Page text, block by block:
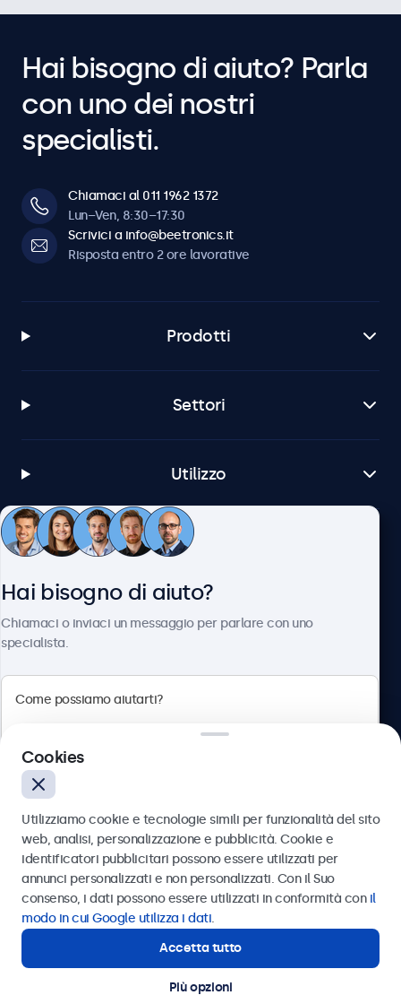
Hai bisogno di aiuto? Parla
con uno dei nostri
specialisti.
Chiamaci al 011 1962 1372
Lun–Ven, 8:30–17:30
Scrivici a info@beetronics.it
Risposta entro 2 ore lavorative
Prodotti
Settori
Utilizzo
Servizio Clienti
Italiano
Hai bisogno di aiuto?
Chiamaci o inviaci un messaggio per parlare con uno
specialista.
Inviare
Oppure chiamaci al
Contatta i nostri esperti
Cookies
Utilizziamo cookie e tecnologie simili per funzionalità del sito
web, analisi, personalizzazione e pubblicità. Cookie e
identificatori pubblicitari possono essere utilizzati per
annunci personalizzati e non personalizzati. Con il Suo
consenso, i dati possono essere utilizzati in conformità con il
modo in cui Google utilizza i dati.
Accetta tutto
Più opzioni